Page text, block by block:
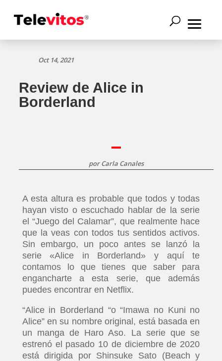
Oct 14, 2021
Review de Alice in
Borderland
porCarla Canales
A esta altura es probable que todos y todas
hayan visto o escuchado hablar de la serie
el “Juego del Calamar”, que realmente hace
que la veas con todos tus sentidos activos.
Sin embargo, un poco antes se lanzó la
serie «Alice in Borderland» y aquí te
contamos lo que tienes que saber para
engancharte a esta serie, que además
puedes encontrar en Netflix.
“Alice in Borderland “o “Imawa no Kuni no
Alice” en su nombre original, está basada en
un manga de Haro Aso. La serie que se
estrenó el pasado 10 de diciembre de 2020
está dirigida por Shinsuke Sato (Beach y